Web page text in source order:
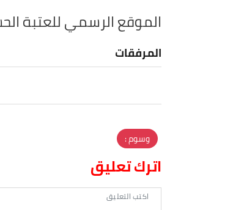
الموقع الرسمي للعتبة
المرفقات
وسوم :
اترك تعليق